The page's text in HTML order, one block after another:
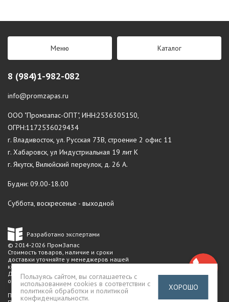
Меню Каталог
8 (984)1-982-082
info@promzapas.ru
ООО "Промзапас-ОПТ", ИНН:2536305150,
ОГРН:1172536029434
г. Владивосток, ул. Русская 73В, строение 2 офис 11
г. Хабаровск, ул Индустриальная 19 лит К
г. Якутск, Вилюйский переулок, д. 26 А.
Будни: 09.00-18.00
Суббота, воскресенье - выходной
Разработано экспертами
© 2014-2026 ПромЗапас
Стоимость товаров, наличие и сроки
доставки уточняйте у менеджеров нашей
компании.
Данный сайт не является публичной
офертой
Политика конфиденциальности
Пользуясь сайтом, вы соглашаетесь с
использованием cookies в соответствии с
политикой обработки и политикой
конфиденциальности.
ХОРОШО